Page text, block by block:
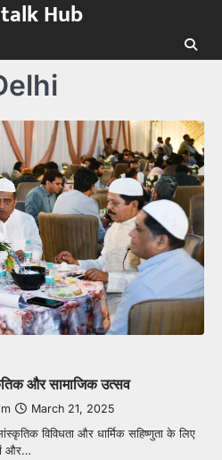
Hub
और सामाजिक उत्सव
March 21, 2025
विविधता और धार्मिक सहिष्णुता के लिए
और…